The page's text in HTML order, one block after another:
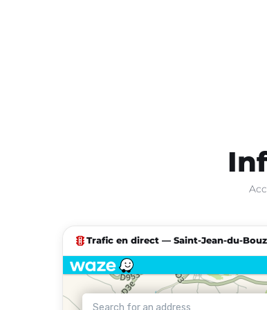
traffic Trafic en direct — Saint-Jean-du-